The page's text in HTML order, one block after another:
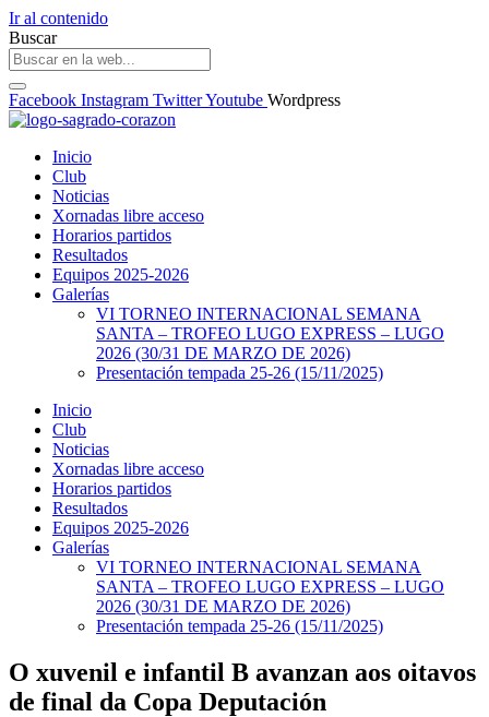
Ir al contenido
Buscar
Facebook Instagram TwitterYoutube Wordpress
Inicio
Club
Noticias
Xornadas libre acceso
Horarios partidos
Resultados
Equipos 2025-2026
Galerías
VI TORNEO INTERNACIONAL SEMANA
SANTA – TROFEO LUGO EXPRESS – LUGO
2026 (30/31 DE MARZO DE 2026)
Presentación tempada 25-26 (15/11/2025)
Inicio
Club
Noticias
Xornadas libre acceso
Horarios partidos
Resultados
Equipos 2025-2026
Galerías
VI TORNEO INTERNACIONAL SEMANA
SANTA – TROFEO LUGO EXPRESS – LUGO
2026 (30/31 DE MARZO DE 2026)
Presentación tempada 25-26 (15/11/2025)
O xuvenil e infantil B avanzan aos oitavos
de final da Copa Deputación